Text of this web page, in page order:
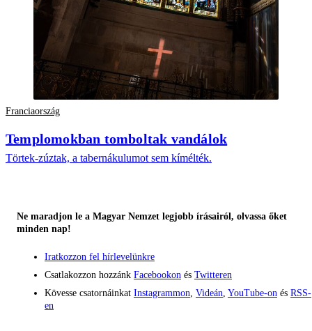
Franciaország
Templomokban tomboltak vandálok
Törtek-zúztak, a tabernákulumot sem kímélték.
Ne maradjon le a Magyar Nemzet legjobb írásairól, olvassa őket
minden nap!
Iratkozzon fel hírlevelünkre
Csatlakozzon hozzánk Facebookon és Twitteren
Kövesse csatornáinkat Instagrammon Videán YouTube-on és RSS-
en